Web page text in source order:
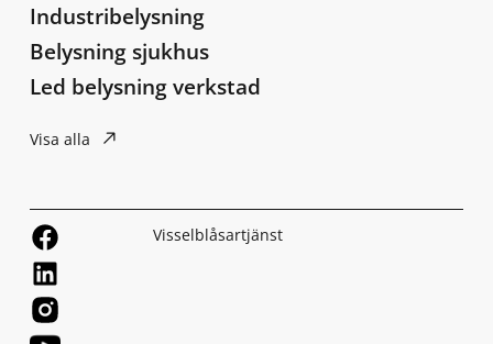
Industribelysning
Belysning sjukhus
Led belysning verkstad
Visa alla
Visselblåsartjänst